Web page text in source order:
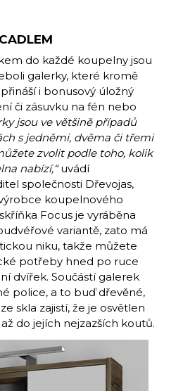
do každé koupelny jsou
galerky, které kromě
i bonusový úložný
či zásuvku na fén nebo
jsou ve většině případů
s jedněmi, dvěma či třemi
zvolit podle toho, kolik
nabízí,“uvádí
společnosti Dřevojas,
koupelnového
Focus je vyráběna
variantě, zato má
niku, takže můžete
potřeby hned po ruce
dvířek. Součástí galerek
police, a to buď dřevěné,
skla zajistí, že je osvětlen
do jejích nejzazších koutů.